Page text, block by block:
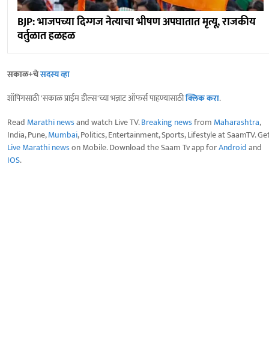
BJP: भाजपच्या दिग्गज नेत्याचा भीषण अपघातात मृत्यू, राजकीय
वर्तुळात हळहळ
सकाळ+चेसदस्य व्हा
शॉपिंगसाठी 'सकाळ प्राईम डील्स'च्या भन्नाट ऑफर्स पाहण्यासाठीक्लिक करा.
Read Marathi newsand watch Live TV.Breaking newsfrom Maharashtra,
India, Pune,Mumbai, Politics, Entertainment, Sports, Lifestyle at SaamTV.
Live Marathi newson Mobile. Download the Saam Tv app forAndroidand
IOS.